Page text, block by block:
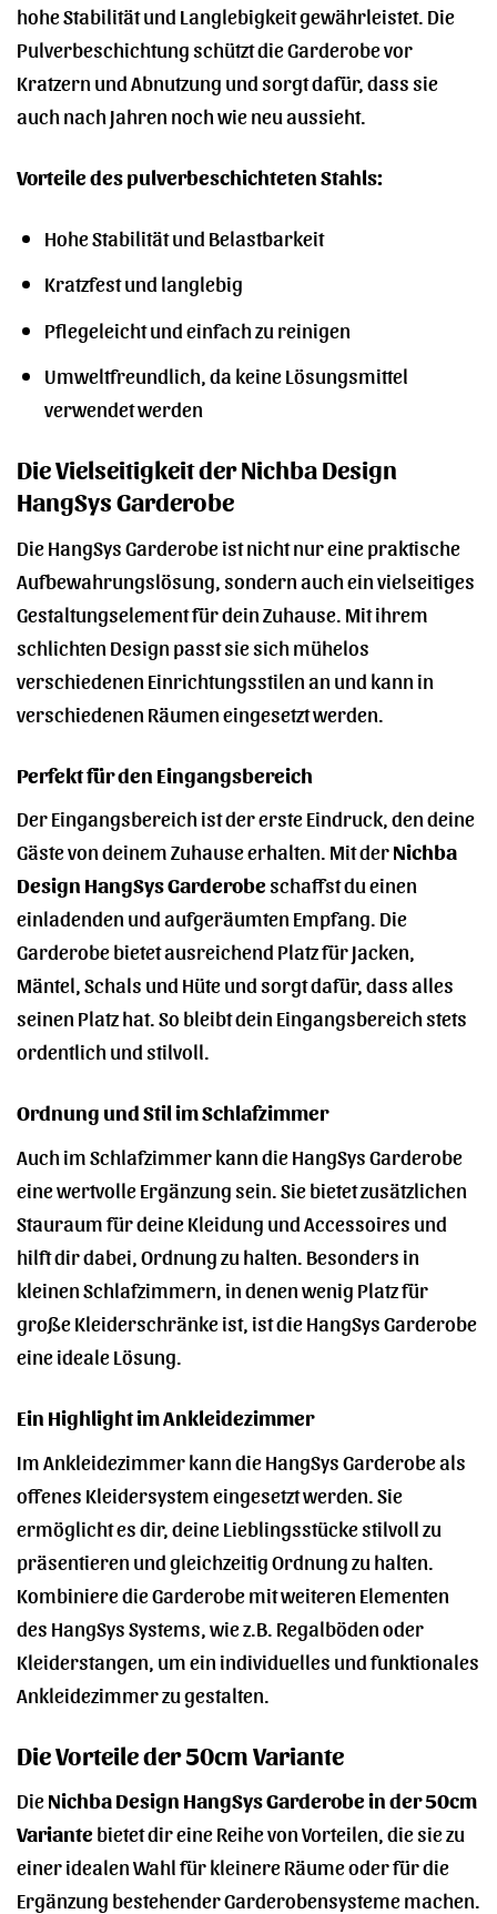
hohe Stabilität und Langlebigkeit gewährleistet. Die
Pulverbeschichtung schützt die Garderobe vor
Kratzern und Abnutzung und sorgt dafür, dass sie
auch nach Jahren noch wie neu aussieht.
Vorteile des pulverbeschichteten Stahls:
Hohe Stabilität und Belastbarkeit
Kratzfest und langlebig
Pflegeleicht und einfach zu reinigen
Umweltfreundlich, da keine Lösungsmittel
verwendet werden
Die Vielseitigkeit der Nichba Design
HangSys Garderobe
Die HangSys Garderobe ist nicht nur eine praktische
Aufbewahrungslösung, sondern auch ein vielseitiges
Gestaltungselement für dein Zuhause. Mit ihrem
schlichten Design passt sie sich mühelos
verschiedenen Einrichtungsstilen an und kann in
verschiedenen Räumen eingesetzt werden.
Perfekt für den Eingangsbereich
Der Eingangsbereich ist der erste Eindruck, den deine
Gäste von deinem Zuhause erhalten. Mit derNichba
Design HangSys Garderobeschaffst du einen
einladenden und aufgeräumten Empfang. Die
Garderobe bietet ausreichend Platz für Jacken,
Mäntel, Schals und Hüte und sorgt dafür, dass alles
seinen Platz hat. So bleibt dein Eingangsbereich stets
ordentlich und stilvoll.
Ordnung und Stil im Schlafzimmer
Auch im Schlafzimmer kann die HangSys Garderobe
eine wertvolle Ergänzung sein. Sie bietet zusätzlichen
Stauraum für deine Kleidung und Accessoires und
hilft dir dabei, Ordnung zu halten. Besonders in
kleinen Schlafzimmern, in denen wenig Platz für
große Kleiderschränke ist, ist die HangSys Garderobe
eine ideale Lösung.
Ein Highlight im Ankleidezimmer
Im Ankleidezimmer kann die HangSys Garderobe als
offenes Kleidersystem eingesetzt werden. Sie
ermöglicht es dir, deine Lieblingsstücke stilvoll zu
präsentieren und gleichzeitig Ordnung zu halten.
Kombiniere die Garderobe mit weiteren Elementen
des HangSys Systems, wie z.B. Regalböden oder
Kleiderstangen, um ein individuelles und funktionales
Ankleidezimmer zu gestalten.
Die Vorteile der 50cm Variante
DieNichba Design HangSys Garderobe in der 50cm
Variantebietet dir eine Reihe von Vorteilen, die sie zu
einer idealen Wahl für kleinere Räume oder für die
Ergänzung bestehender Garderobensysteme machen.